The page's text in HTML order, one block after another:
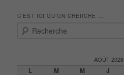
C’EST ICI QU’ON CHERCHE …
AOÛT 2026
L M M J